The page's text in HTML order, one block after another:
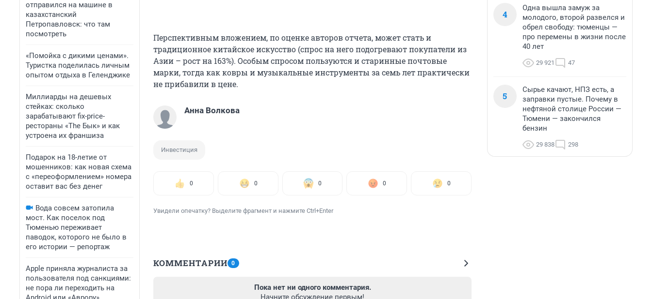
отправился на машине в
казахстанский
Петропавловск: что там
посмотреть
«Помойка с дикими ценами».
Туристка поделилась личным
опытом отдыха в Геленджике
Миллиарды на дешевых
стейках: сколько
зарабатывают fix-price-
рестораны «The Бык» и как
устроена их франшиза
Подарок на 18-летие от
мошенников: как новая схема
с «переоформлением» номера
оставит вас без денег
Вода совсем затопила
мост. Как поселок под
Тюменью переживает
паводок, которого не было в
его истории — репортаж
Apple приняла журналиста за
пользователя под санкциями:
не пора ли переходить на
Перспективным вложением, по оценке авторов отчета, может стать и
традиционное китайское искусство (спрос на него подогревают покупатели из
Азии – рост на 163%). Особым спросом пользуются и старинные почтовые
марки, тогда как ковры и музыкальные инструменты за семь лет практически
не прибавили в цене.
Анна Волкова
Инвестиция
0 0 0 0 0
Увидели опечатку? Выделите фрагмент и нажмите Ctrl+Enter
КОММЕНТАРИИ 0
Пока нет ни одного комментария.
Начните обсуждение первым!
4
Одна вышла замуж за
молодого, второй развелся и
обрел свободу: тюменцы —
про перемены в жизни после
40 лет
29 921 47
5
Сырье качают, НПЗ есть, а
заправки пустые. Почему в
нефтяной столице России —
Тюмени — закончился
бензин
29 838 298